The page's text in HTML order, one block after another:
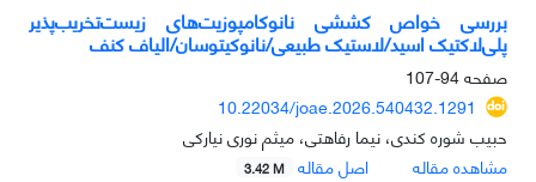
بررسی خواص کششی نانوکامپوزیت‌های زیست‌تخریب‌پذیر
پلی‌لاکتیک اسید/لاستیک طبیعی/نانوکیتوسان/الیاف کنف
صفحه94-107
10.22034/joae.2026.540432.1291
حبیب شوره کندی، نیما رفاهتی، میثم نوری نیارکی
مشاهده مقاله
اصل مقاله 3.42 M